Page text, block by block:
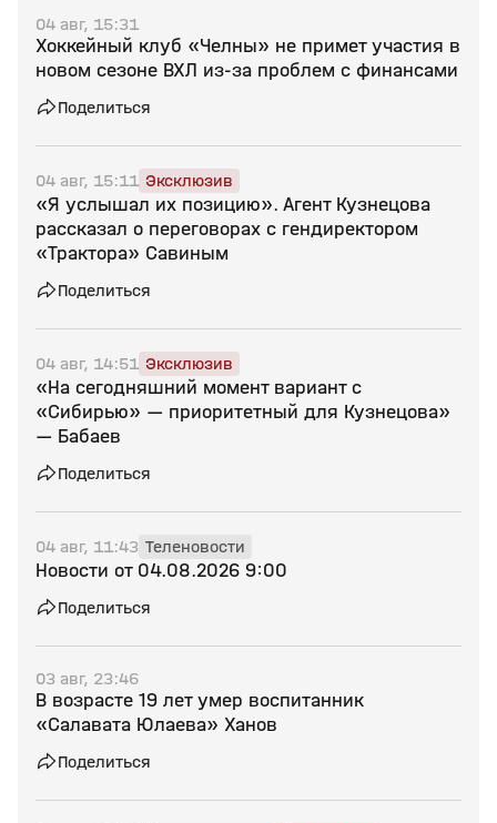
04 авг, 15:31
Хоккейный клуб «Челны» не примет участия в
новом сезоне ВХЛ из‑за проблем с финансами
Поделиться
04 авг, 15:11 Эксклюзив
«Я услышал их позицию». Агент Кузнецова
рассказал о переговорах с гендиректором
«Трактора» Савиным
Поделиться
04 авг, 14:51 Эксклюзив
«На сегодняшний момент вариант с
«Сибирью» — приоритетный для Кузнецова»
— Бабаев
Поделиться
04 авг, 11:43 Теленовости
Новости от 04.08.2026 9:00
Поделиться
03 авг, 23:46
В возрасте 19 лет умер воспитанник
«Салавата Юлаева» Ханов
Поделиться